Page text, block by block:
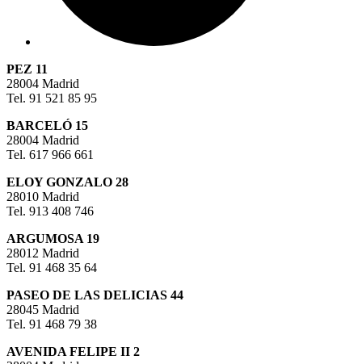
PEZ 11
28004 Madrid
Tel. 91 521 85 95
BARCELÓ 15
28004 Madrid
Tel. 617 966 661
ELOY GONZALO 28
28010 Madrid
Tel. 913 408 746
ARGUMOSA 19
28012 Madrid
Tel. 91 468 35 64
PASEO DE LAS DELICIAS 44
28045 Madrid
Tel. 91 468 79 38
AVENIDA FELIPE II 2